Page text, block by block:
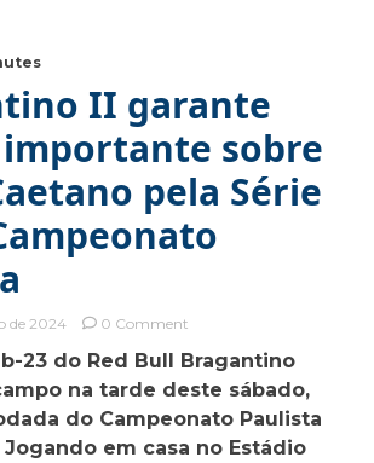
II garante
sobre
pela Série
de 2024 0 Commenton
II
garante
vitória
importante
sobre
23 do Red Bull Bragantino
na tarde deste sábado,
do Campeonato Paulista
Jogando em casa no Estádio